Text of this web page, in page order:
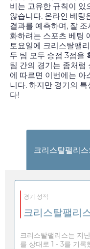
비는 고유한 규칙이 있
않습니다. 온라인 베팅
결과를 예측하며, 잘
화하려는 스포츠 베팅
토요일에 크리스탈팰
두 팀 모두 승점 3점을
팀 간의 경기는 좀처럼
에 따르면 이번에는 아
니다. 하지만 경기의
다!
크리스탈팰리
경기 성적
크리스탈팰리
크리스탈팰리스는 지
를 상대로 1 - 3를 기록